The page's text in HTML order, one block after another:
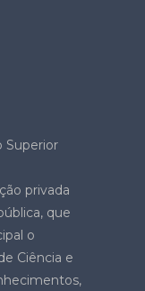
Superior
privada
que
o
Ciência e